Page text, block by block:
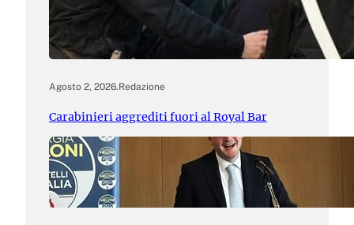
Agosto 2, 2026.Redazione
Carabinieri aggrediti fuori al Royal Bar